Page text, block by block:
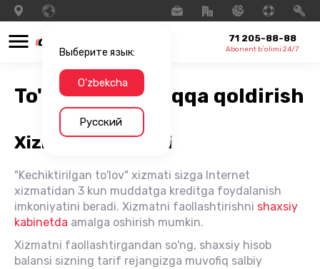
Выберите язык:
O'zbekcha
Русский
71 205-88-88
Abonent b`olimi 24/7
To'lovni keyinroqqa qoldirish
Xizmatning tavsifi
"Kechiktirilgan to'lov" xizmati sizga Internet
xizmatidan 3 kun muddatga kreditga foydalanish
imkoniyatini beradi. Xizmatni faollashtirishni shaxsiy
kabinetda amalga oshirish mumkin.
Xizmatni faollashtirgandan so'ng, shaxsiy hisob
balansi sizning tarif rejangizga muvofiq salbiy